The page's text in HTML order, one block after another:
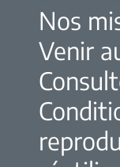
Nos
Venir